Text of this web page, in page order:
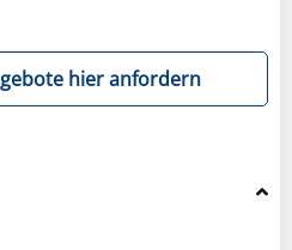
hier anfordern